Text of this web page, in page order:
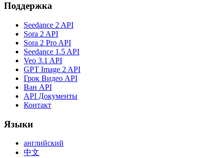
Поддержка
Seedance 2 API
Sora 2 API
Sora 2 Pro API
Seedance 1.5 API
Veo 3.1 API
GPT Image 2 API
Грок Видео API
Ван API
API Документы
Контакт
Языки
английский
中文